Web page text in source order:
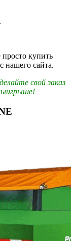
купить
нашего сайта.
свой заказ